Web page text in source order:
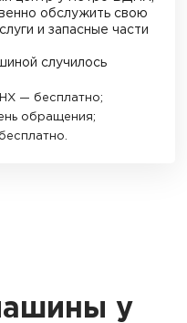
обслужить свою
и запасные части
случилось
— бесплатно;
обращения;
у